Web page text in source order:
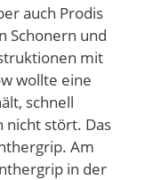
auch Prodis
Schonern und
mit
wollte eine
schnell
nicht stört. Das
Am
in der